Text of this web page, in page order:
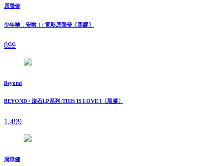
原聲帶
少年吔，安啦！/ 電影原聲帶〔黑膠〕
899
Beyond
BEYOND / 滾石LP系列:THIS IS LOVE I〔黑膠〕
1,499
周華健